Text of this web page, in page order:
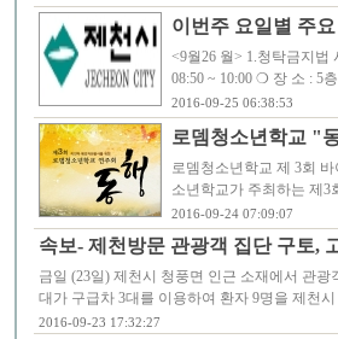
이번주 요일별 주
<9월26 월> 1.청탁금지법
08:50 ~ 10:00 ❍ 장 소 : 5
2016-09-25 06:38:53
로뎀청소년학교 "
로뎀청소년학교 제 3회
소년학교가 주최하는 제
2016-09-24 07:09:07
속보- 제천방문 관광객 집단 구토,
금일 (23일) 제천시 청풍면 인근 소재에서 관
대가 구급차 3대를 이용하여 환자 9명을 제천
2016-09-23 17:32:27